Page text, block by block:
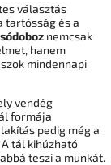
választás
tartósság és a
nemcsak
hanem
mindennapi
vendég
formája
pedig még a
tál kihúzható
teszi a munkát.